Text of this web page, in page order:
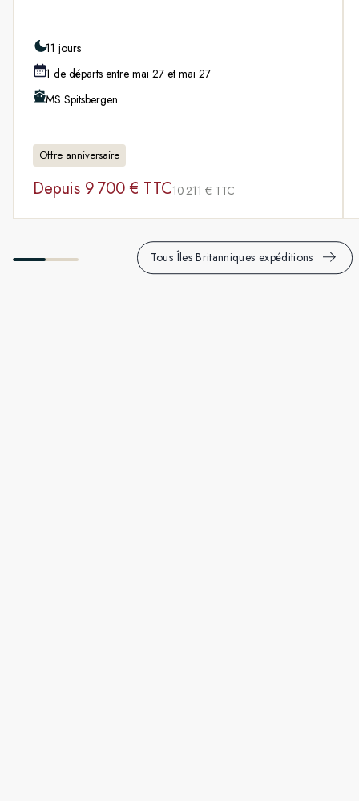
11 jours
1 de départs entre mai 27 et mai 27
MS Spitsbergen
Offre anniversaire
Depuis 9 700 € TTC10 211 € TTC
Tous Îles Britanniques expéditions